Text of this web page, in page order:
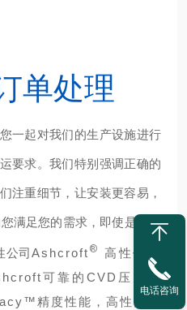
单处理
一起对我们的生产设施进行
要求。我们特别强调正确的
注重细节，让安装更容易，
满足您的需求， 即使是在您
公司Ashcroft ® 高性价比
可靠的CVD压力传
精度性能，高性能的
电话咨询